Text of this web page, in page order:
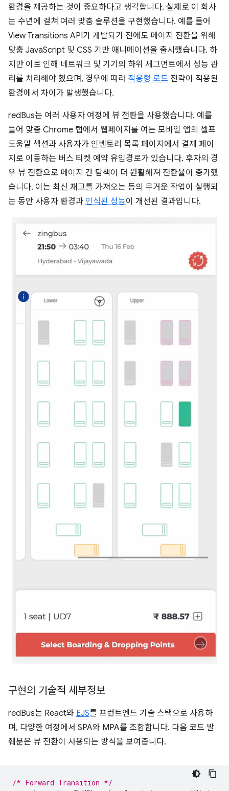
환경을 제공하는 것이 중요하다고 생각합니다. 실제로 이 회사
는 수년에 걸쳐 여러 맞춤 솔루션을 구현했습니다. 예를 들어
View Transitions API가 개발되기 전에도 페이지 전환을 위해
맞춤 JavaScript 및 CSS 기반 애니메이션을 출시했습니다. 하
지만 이로 인해 네트워크 및 기기의 하위 세그먼트에서 성능 관
리를 처리해야 했으며, 경우에 따라 적응형 로드 전략이 적용된
환경에서 차이가 발생했습니다.
redBus는 여러 사용자 여정에 뷰 전환을 사용했습니다. 예를
들어 맞춤 Chrome 탭에서 웹페이지를 여는 모바일 앱의 셀프
도움말 섹션과 사용자가 인벤토리 목록 페이지에서 결제 페이
지로 이동하는 버스 티켓 예약 유입경로가 있습니다. 후자의 경
우 뷰 전환으로 페이지 간 탐색이 더 원활해져 전환율이 증가했
습니다. 이는 최신 재고를 가져오는 등의 무거운 작업이 실행되
는 동안 사용자 환경과 인식된 성능이 개선된 결과입니다.
구현의 기술적 세부정보
redBus는 React와 EJS를 프런트엔드 기술 스택으로 사용하
며, 다양한 여정에서 SPA와 MPA를 조합합니다. 다음 코드 발
췌문은 뷰 전환이 사용되는 방식을 보여줍니다.
/* Forward Transition */